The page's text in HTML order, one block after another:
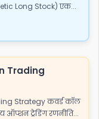
Long Stock) एक...
Trading
Strategy कवर्ड कॉल
ट्रेडिंग रणनीति...